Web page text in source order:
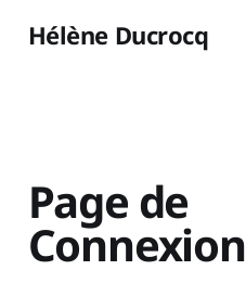
Hélène Ducrocq
Page de
Connexion